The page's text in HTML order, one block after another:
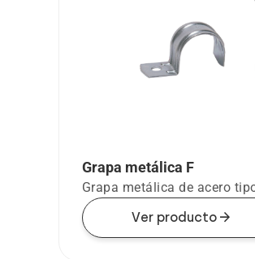
Grapa metálica F
Grapa metálica de acero
Ver productoarrow_forward